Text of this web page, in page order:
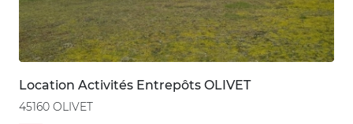
Location Activités Entrepôts OLIVET
45160 OLIVET